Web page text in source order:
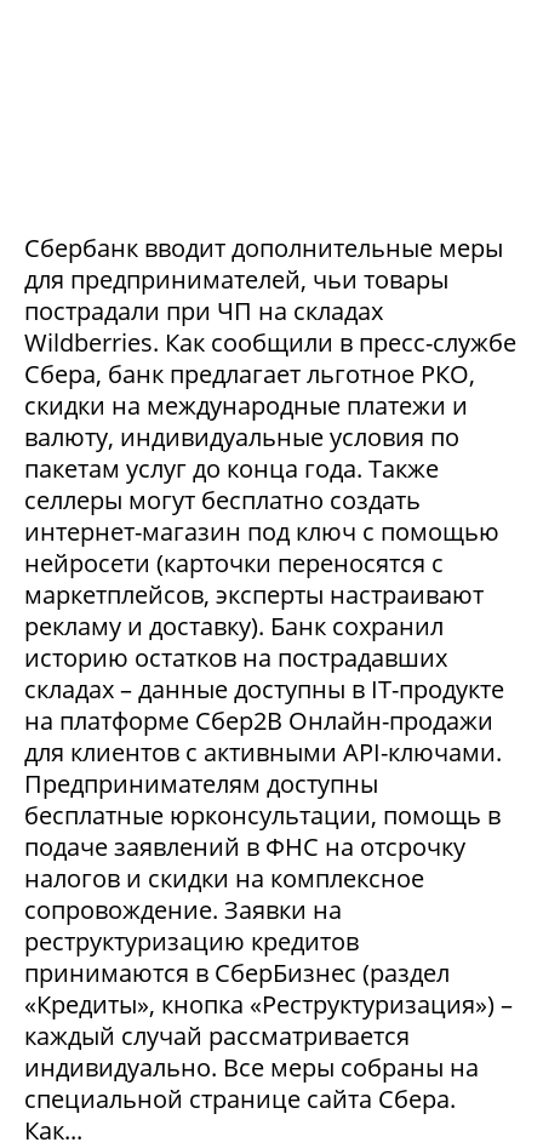
Сбербанк вводит дополнительные меры
для предпринимателей, чьи товары
пострадали при ЧП на складах
Wildberries. Как сообщили в пресс-службе
Сбера, банк предлагает льготное РКО,
скидки на международные платежи и
валюту, индивидуальные условия по
пакетам услуг до конца года. Также
селлеры могут бесплатно создать
интернет-магазин под ключ с помощью
нейросети (карточки переносятся с
маркетплейсов, эксперты настраивают
рекламу и доставку). Банк сохранил
историю остатков на пострадавших
складах – данные доступны в IT-продукте
на платформе Сбер2В Онлайн-продажи
для клиентов с активными API-ключами.
Предпринимателям доступны
бесплатные юрконсультации, помощь в
подаче заявлений в ФНС на отсрочку
налогов и скидки на комплексное
сопровождение. Заявки на
реструктуризацию кредитов
принимаются в СберБизнес (раздел
«Кредиты», кнопка «Реструктуризация») –
каждый случай рассматривается
индивидуально. Все меры собраны на
специальной странице сайта Сбера.
Как...